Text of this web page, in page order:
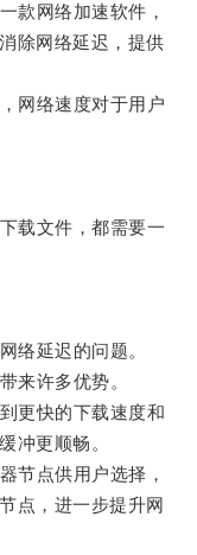
网络加速软件，
除网络延迟，提供
网络速度对于用户
载文件，都需要一
延迟的问题。
许多优势。
更快的下载速度和
冲更顺畅。
点供用户选择，
点，进一步提升网